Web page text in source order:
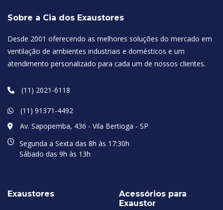
Sobre a Cia dos Exaustores
Desde 2001 oferecendo as melhores soluções do mercado em
ventilação de ambientes industriais e domésticos e um
atendimento personalizado para cada um de nossos clientes.
(11) 2021-6118
(11) 91371-4492
Av. Sapopemba, 436 - Vila Bertioga - SP
Segunda a Sexta das 8h às 17:30h
Sábado das 9h às 13h
Exaustores
Acessórios para
Exaustor